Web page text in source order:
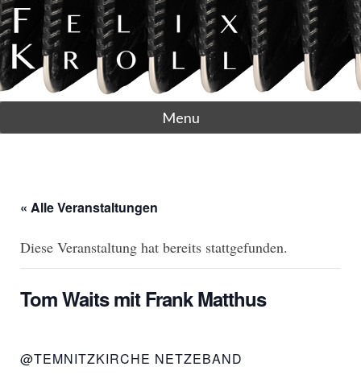
Menu
« Alle Veranstaltungen
Diese Veranstaltung hat bereits stattgefunden.
Tom Waits mit Frank Matthus
@TEMNITZKIRCHE NETZEBAND